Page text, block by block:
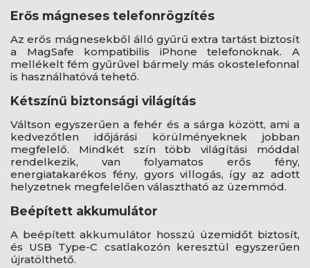
Erős mágneses telefonrögzítés
Az erős mágnesekből álló gyűrű extra tartást biztosít
a MagSafe kompatibilis iPhone telefonoknak. A
mellékelt fém gyűrűvel bármely más okostelefonnal
is használhatóvá tehető.
Kétszínű biztonsági világítás
Váltson egyszerűen a fehér és a sárga között, ami a
kedvezőtlen időjárási körülményeknek jobban
megfelelő. Mindkét szín több világítási móddal
rendelkezik, van folyamatos erős fény,
energiatakarékos fény, gyors villogás, így az adott
helyzetnek megfelelően választható az üzemmód.
Beépített akkumulátor
A beépített akkumulátor hosszú üzemidőt biztosít,
és USB Type-C csatlakozón keresztül egyszerűen
újratölthető.